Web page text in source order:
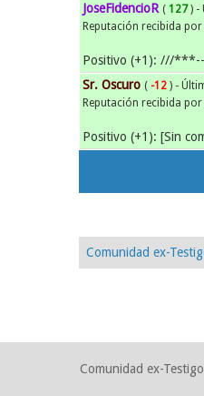
JoseFidencioR ( 127 ) -
Reputación recibida por
Positivo (+1): ///
Sr. Oscuro ( -12 ) -
Reputación recibida por
Positivo (+1): [Sin
Comunidad ex-
Comunidad ex-